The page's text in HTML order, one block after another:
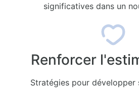
significatives dans un
Renforcer
Stratégies pour développer